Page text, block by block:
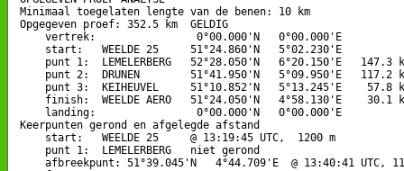
Minimaal toegelaten lengte van de benen: 10 km
Opgegeven proef: 352.5 km  GELDIG
    vertrek:                0°00.000'N   0°00.000'E
    start:   WEELDE 25     51°24.860'N   5°02.230'E
punt 1:  LEMELERBERG   52°28.050'N   6°20.150'E   147.3
punt 2:  DRUNEN        51°41.950'N   5°09.950'E   117.2
punt 3:  KEIHEUVEL     51°10.852'N   5°13.245'E    57.8
finish:  WEELDE AERO   51°24.050'N   4°58.130'E    30.1
    landing:                0°00.000'N   0°00.000'E
Keerpunten gerond en afgelegde afstand
    start:   WEELDE 25     @ 13:19:45 UTC,  1200 m
    punt 1:  LEMELERBERG   niet gerond
afbreekpunt: 51°39.045'N   4°44.709'E  @ 13:40:41 UTC,